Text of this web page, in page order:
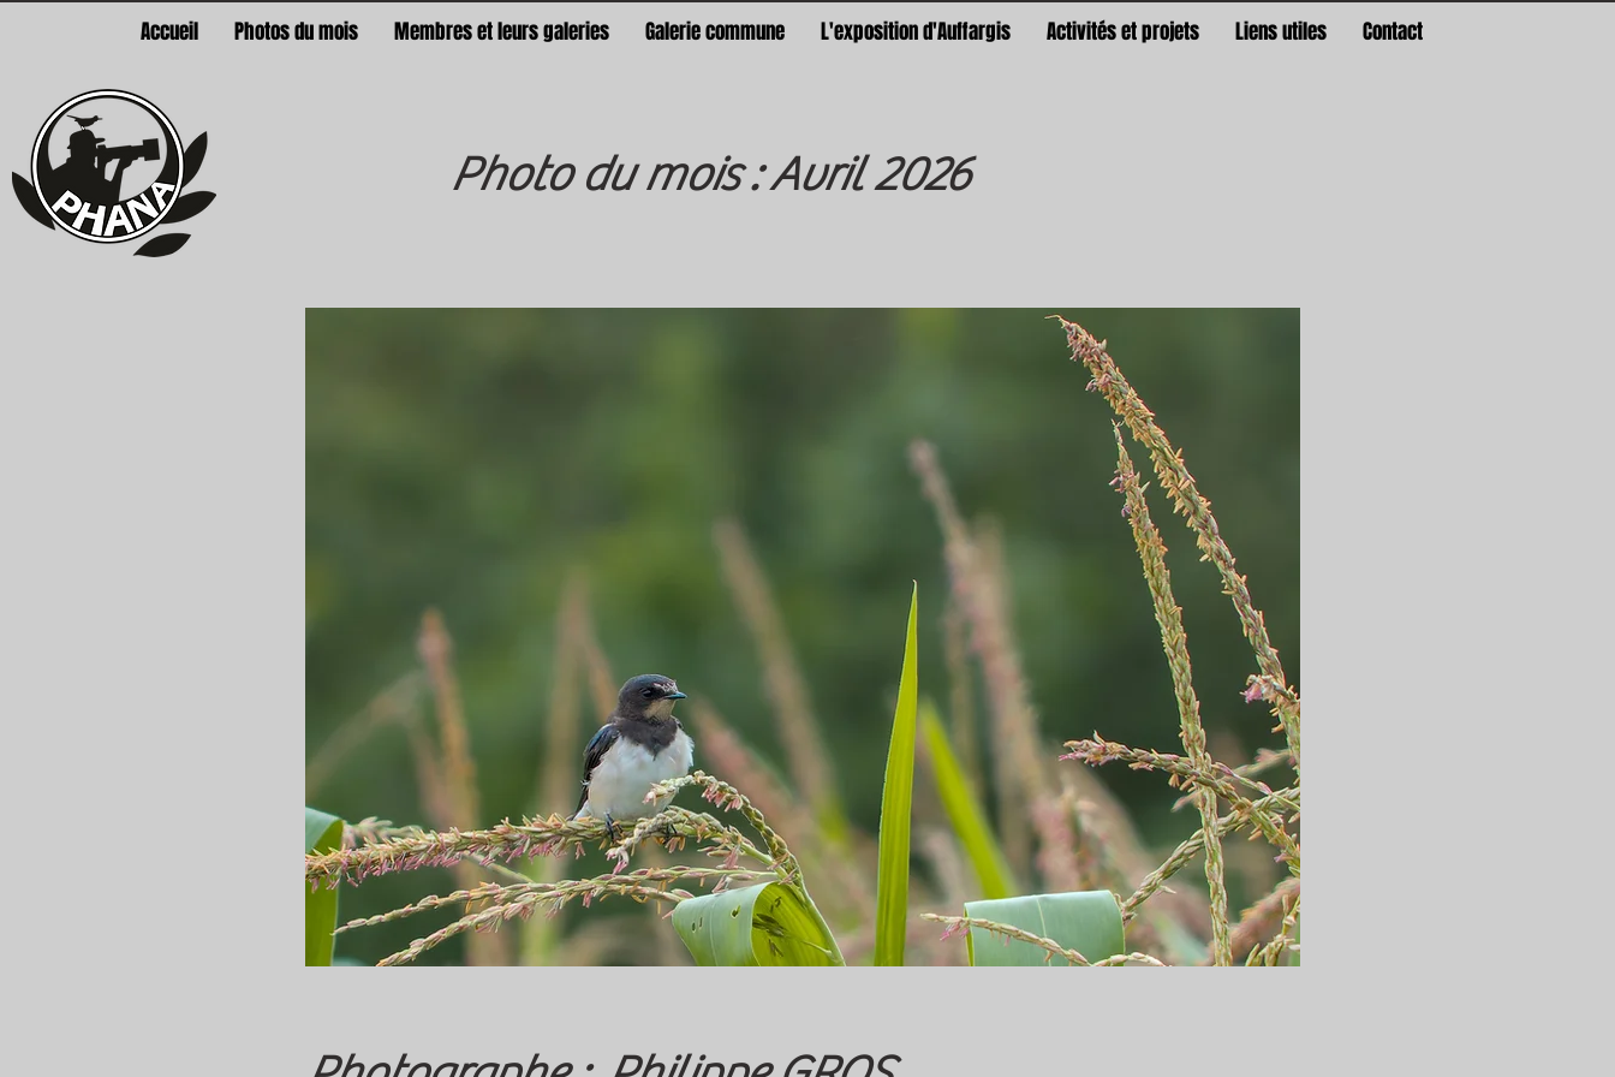
Accueil Photos du mois Membres et leurs galeries Galerie commune L'exposition d'Auffargis Activités et projets Liens utiles Contact
Photo du mois : Avril 2026